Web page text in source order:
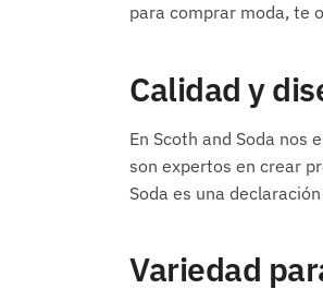
para comprar moda, te
Calidad y
En Scoth and Soda
son expertos en crear
Soda es una
Variedad